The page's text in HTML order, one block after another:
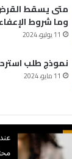
متى يسقط
وما شروط
11 يوليو، 2024
نموذج طلب
11 مايو، 2024